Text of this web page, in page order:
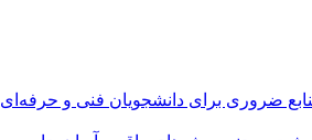
ضروری برای دانشجویان فنی و حرفه‌ای